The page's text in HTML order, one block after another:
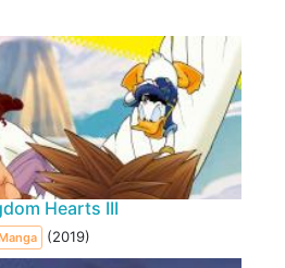
Hearts III
(2019)